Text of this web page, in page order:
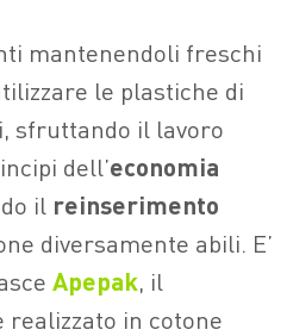
mantenendoli freschi
le plastiche di
sfruttando il lavoro
dell’economia
il reinserimento
diversamente abili. E’
Apepak, il
in cotone